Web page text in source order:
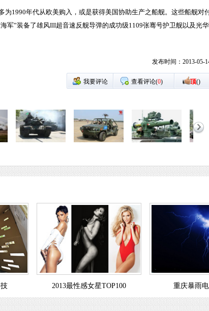
1990年代从欧美购入，或是获得美国协助生产之船舰。这些船舰对
军”装备了雄风III超音速反舰导弹的成功级1109张骞号护卫舰以及光华
发布时间：2013-05-
我要评论 查看评论(0) 顶()
2013最性感女星TOP100 重庆暴雨